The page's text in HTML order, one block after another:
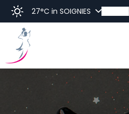
27°C in SOIGNIES